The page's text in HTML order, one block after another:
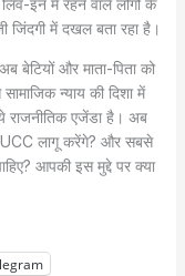
इन में रहने वाले लोगों के
जिंदगी में दखल बता रहा है।
बेटियों और माता-पिता को
न्याय की दिशा में
राजनीतिक एजेंडा है। अब
UCC लागू करेंगे? और सबसे
आपकी इस मुद्दे पर क्या